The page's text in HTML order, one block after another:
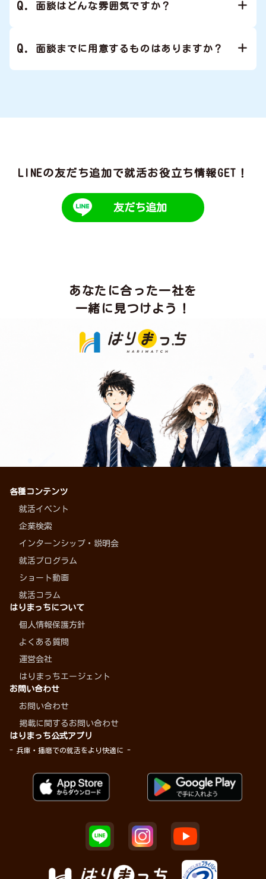
面談はどんな雰囲気ですか？
面談までに用意するものはありますか？
LINEの友だち追加で就活お役立ち情報GET！
友だち追加
あなたに合った一社を
一緒に見つけよう！
各種コンテンツ
就活イベント
企業検索
インターンシップ・説明会
就活プログラム
ショート動画
就活コラム
はりまっちについて
個人情報保護方針
よくある質問
運営会社
はりまっちエージェント
お問い合わせ
お問い合わせ
掲載に関するお問い合わせ
はりまっち公式アプリ
- 兵庫・播磨での就活をより快適に -